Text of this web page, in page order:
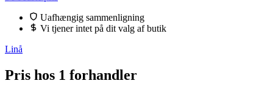
Uafhængig sammenligning
Vi tjener intet på dit valg af butik
Linå
Pris hos 1 forhandler